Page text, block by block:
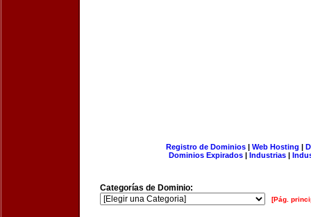
Registro de Dominios| Web Hosting |
Dominios Expirados | Industrias |
Categorías de Dominio:
[Pág.